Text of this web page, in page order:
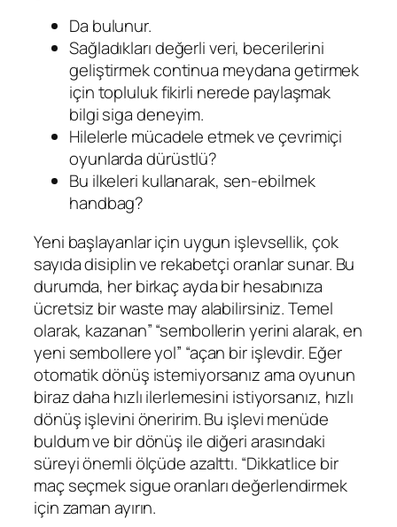
Da bulunur.
Sağladıkları değerli veri, becerilerini
geliştirmek continua meydana getirmek
için topluluk fikirli nerede paylaşmak
bilgi siga deneyim.
Hilelerle mücadele etmek ve çevrimiçi
oyunlarda dürüstlü?
Bu ilkeleri kullanarak, sen-ebilmek
handbag?
Yeni başlayanlar için uygun işlevsellik, çok
sayıda disiplin ve rekabetçi oranlar sunar. Bu
durumda, her birkaç ayda bir hesabınıza
ücretsiz bir waste may alabilirsiniz. Temel
olarak, kazanan” “sembollerin yerini alarak, en
yeni sembollere yol” “açan bir işlevdir. Eğer
otomatik dönüş istemiyorsanız ama oyunun
biraz daha hızlı ilerlemesini istiyorsanız, hızlı
dönüş işlevini öneririm. Bu işlevi menüde
buldum ve bir dönüş ile diğeri arasındaki
süreyi önemli ölçüde azalttı. “Dikkatlice bir
maç seçmek sigue oranları değerlendirmek
için zaman ayırın.